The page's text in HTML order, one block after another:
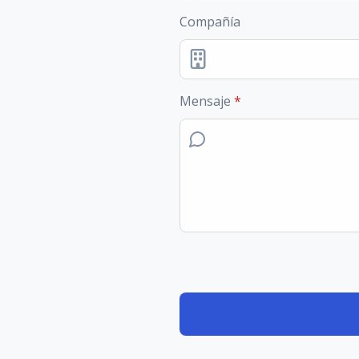
Compañía
Mensaje *